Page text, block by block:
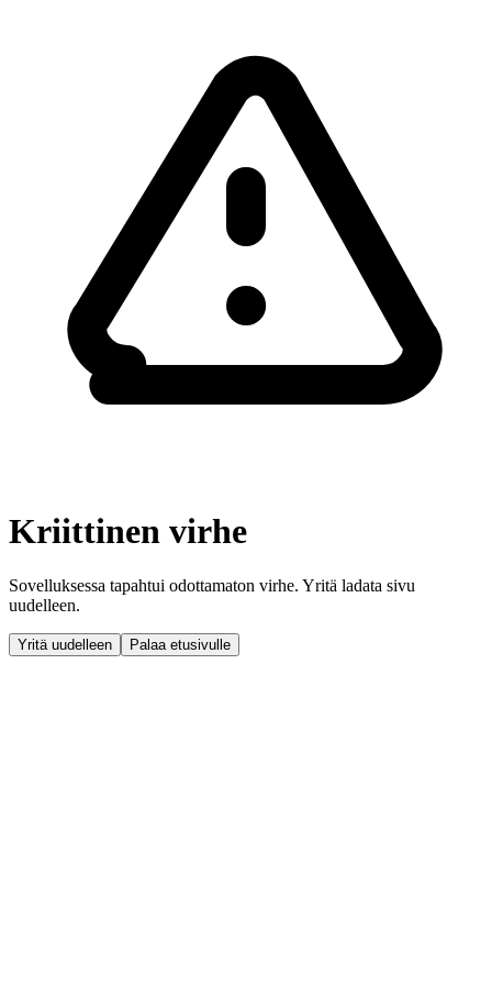
Kriittinen virhe
Sovelluksessa tapahtui odottamaton virhe. Yritä ladata sivu
uudelleen.
Yritä uudelleen Palaa etusivulle